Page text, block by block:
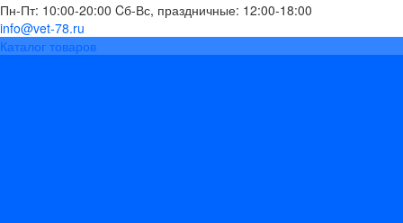
Пн-Пт: 10:00-20:00 Cб-Вс, праздничные: 12:00-18:00
info@vet-78.ru
Каталог товаров